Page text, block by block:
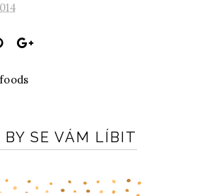
BY SE VÁM LÍBIT